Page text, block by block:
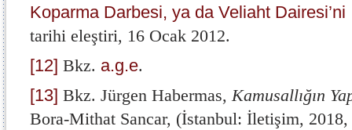
Koparma Darbesi, ya da Veliaht Dairesi’ni
tarihi eleştiri, 16 Ocak 2012.
[12] Bkz. a.g.e.
[13] Bkz. Jürgen Habermas,Kamusallığın
Bora-Mithat Sancar, (İstanbul: İletişim, 2018,